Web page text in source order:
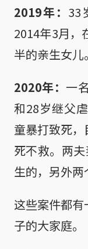
2019年： 33
2014年3月，
半的亲生女儿
2020年：一
和28岁继父
童暴打致死
死不救。两
生的，另外两
这些案件都
子的大家庭。